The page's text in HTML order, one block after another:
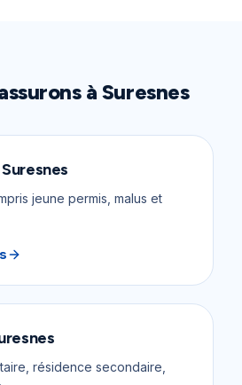
à Suresnes
Suresnes
jeune permis, malus et
résidence secondaire,